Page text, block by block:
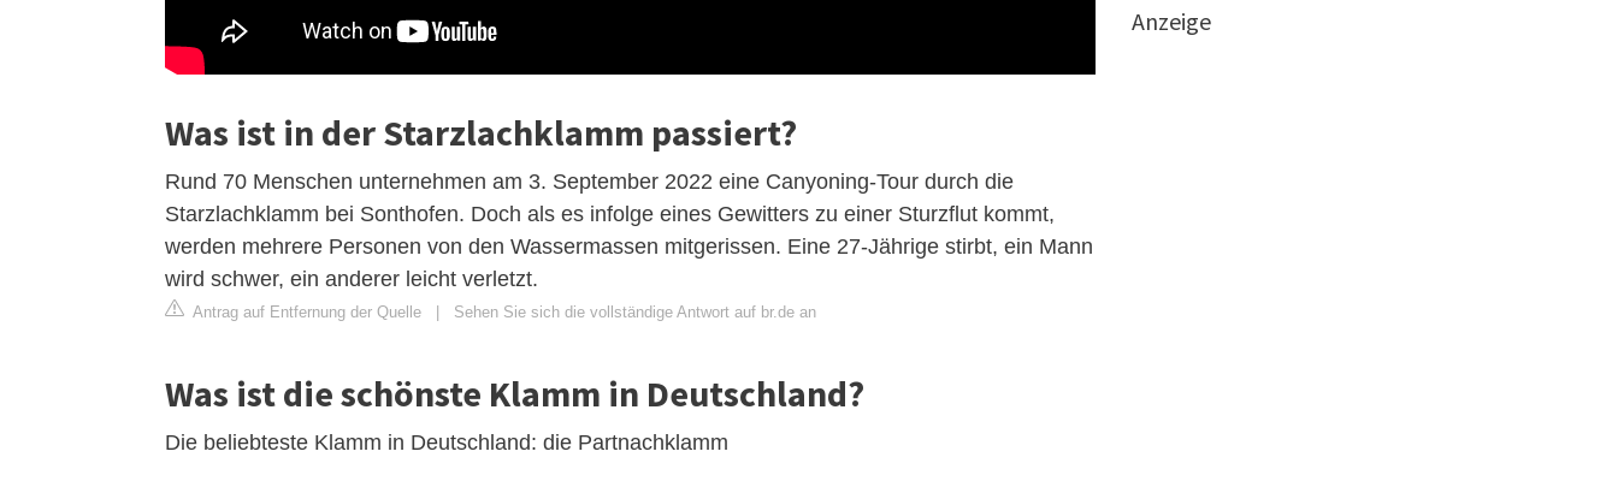
Was ist in der Starzlachklamm passiert?
Rund 70 Menschen unternehmen am 3. September 2022 eine Canyoning-Tour durch die
Starzlachklamm bei Sonthofen. Doch als es infolge eines Gewitters zu einer Sturzflut kommt,
werden mehrere Personen von den Wassermassen mitgerissen. Eine 27-Jährige stirbt, ein Mann
wird schwer, ein anderer leicht verletzt.
Antrag auf Entfernung der Quelle | Sehen Sie sich die vollständige Antwort auf br.de an
Was ist die schönste Klamm in Deutschland?
Die beliebteste Klamm in Deutschland: die Partnachklamm
Anzeige